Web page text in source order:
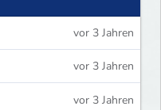
vor 3 Jahren
vor 3 Jahren
vor 3 Jahren